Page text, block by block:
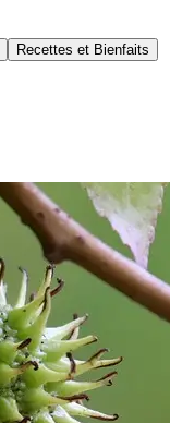
Recettes et Bienfaits